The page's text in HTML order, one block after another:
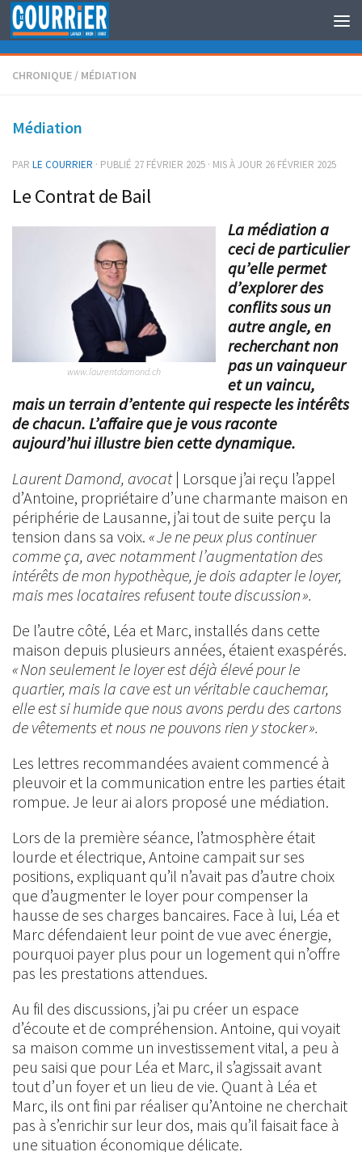
Au dessous du contenu
CHRONIQUE / MÉDIATION
Médiation
PAR LE COURRIER · PUBLIÉ 27 FÉVRIER 2025 · MIS À JOUR 26 FÉVRIER 2025
Le Contrat de Bail
www.laurentdamond.ch
La médiation a
ceci de particulier
qu’elle permet
d’explorer des
conflits sous un
autre angle, en
recherchant non
pas un vainqueur
et un vaincu,
mais un terrain d’entente qui respecte les intérêts
de chacun. L’affaire que je vous raconte
aujourd’hui illustre bien cette dynamique.
Laurent Damond, avocat| Lorsque j’ai reçu l’appel
d’Antoine, propriétaire d’une charmante maison en
périphérie de Lausanne, j’ai tout de suite perçu la
tension dans sa voix. « Je ne peux plus continuer
comme ça, avec notamment l’augmentation des
intérêts de mon hypothèque, je dois adapter le loyer,
mais mes locataires refusent toute discussion ».
De l’autre côté, Léa et Marc, installés dans cette
maison depuis plusieurs années, étaient exaspérés.
« Non seulement le loyer est déjà élevé pour le
quartier, mais la cave est un véritable cauchemar,
elle est si humide que nous avons perdu des cartons
de vêtements et nous ne pouvons rien y stocker ».
Les lettres recommandées avaient commencé à
pleuvoir et la communication entre les parties était
rompue. Je leur ai alors proposé une médiation.
Lors de la première séance, l’atmosphère était
lourde et électrique, Antoine campait sur ses
positions, expliquant qu’il n’avait pas d’autre choix
que d’augmenter le loyer pour compenser la
hausse de ses charges bancaires. Face à lui, Léa et
Marc défendaient leur point de vue avec énergie,
pourquoi payer plus pour un logement qui n’offre
pas les prestations attendues.
Au fil des discussions, j’ai pu créer un espace
d’écoute et de compréhension. Antoine, qui voyait
sa maison comme un investissement vital, a peu à
peu saisi que pour Léa et Marc, il s’agissait avant
tout d’un foyer et un lieu de vie. Quant à Léa et
Marc, ils ont fini par réaliser qu’Antoine ne cherchait
pas à s’enrichir sur leur dos, mais qu’il faisait face à
une situation économique délicate.